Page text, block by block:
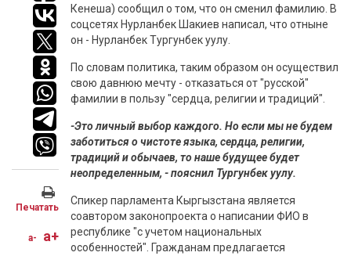
Печатать
a- a+
Кенеша) сообщил о том, что он сменил фамилию. В
соцсетях Нурланбек Шакиев написал, что отныне
он - Нурланбек Тургунбек уулу.
По словам политика, таким образом он осуществил
свою давнюю мечту - отказаться от "русской"
фамилии в пользу "сердца, религии и традиций".
-Это личный выбор каждого. Но если мы не будем
заботиться о чистоте языка, сердца, религии,
традиций и обычаев, то наше будущее будет
неопределенным, - пояснил Тургунбек уулу.
Спикер парламента Кыргызстана является
соавтором законопроекта о написании ФИО в
республике "с учетом национальных
особенностей". Гражданам предлагается